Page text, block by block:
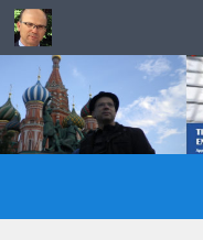
Skip to content